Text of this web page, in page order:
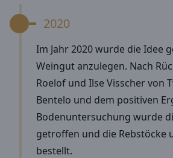
2020
Im Jahr 2020 wurde die Idee
Weingut anzulegen. Nach
Roelof und Ilse Visscher von
Bentelo und dem positiven
Bodenuntersuchung wurde
getroffen und die Rebstöcke
bestellt.